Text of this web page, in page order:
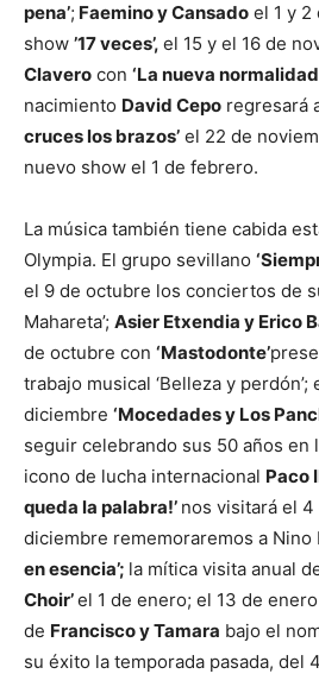
pena’; Faemino y Cansado el 1 y 2
show ’17 veces’, el 15 y el 16 de
Clavero con ‘La nueva
nacimiento David Cepo regresará
cruces los brazos’ el 22 de
nuevo show el 1 de febrero.
La música también tiene cabida
Olympia. El grupo sevillano
el 9 de octubre los conciertos de
Mahareta’; Asier Etxendia y Erico
de octubre con ‘Mastodonte’
trabajo musical ‘Belleza y perdón’;
diciembre ‘Mocedades y Los
seguir celebrando sus 50 años en
icono de lucha internacional Paco
queda la palabra!’ nos visitará el
diciembre rememoraremos a Nino
en esencia’; la mítica visita anual
Choir’el 1 de enero; el 13 de
de Francisco y Tamara bajo el
su éxito la temporada pasada, del